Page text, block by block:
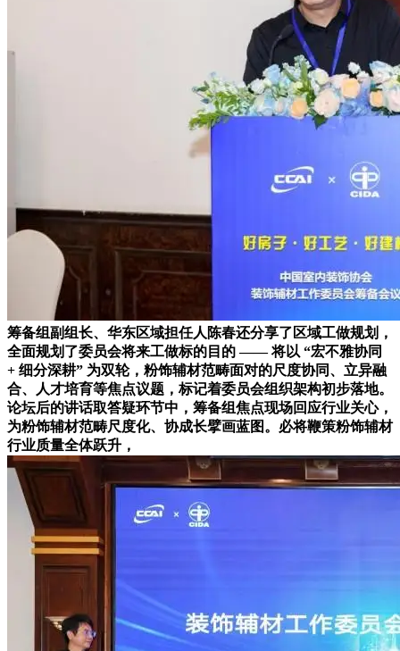
筹备组副组长、华东区域担任人陈春还分享了区域工做规划，
全面规划了委员会将来工做标的目的 —— 将以 “宏不雅协同
+ 细分深耕” 为双轮，粉饰辅材范畴面对的尺度协同、立异融
合、人才培育等焦点议题，标记着委员会组织架构初步落地。
论坛后的讲话取答疑环节中，筹备组焦点现场回应行业关心，
为粉饰辅材范畴尺度化、协成长擘画蓝图。必将鞭策粉饰辅材
行业质量全体跃升，